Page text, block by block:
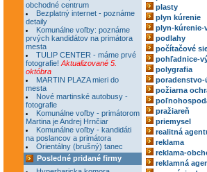
obchodné centrum
Bezplatný internet - poznáme
detaily
Komunálne voľby: poznáme
prvých kandidátov na primátora
mesta
TULIP CENTER - máme prvé
fotografie! Aktualizované 5.
októbra
MARTIN PLAZA mieri do
mesta
Nové martinské autobusy -
fotografie
Komunálne voľby - primátorom
Martina je Andrej Hrnčiar
Komunálne voľby - kandidáti
na poslancov a primátora
Orientálny (brušný) tanec
Posledné pridané firmy
plasty
plyn kúrenie
plyn-kúrenie-
podlahy
počítačové
pohľadnice-
polygrafia
požiarna
pražiareň
priemysel
realitná
reklama
reklama-
reklamná